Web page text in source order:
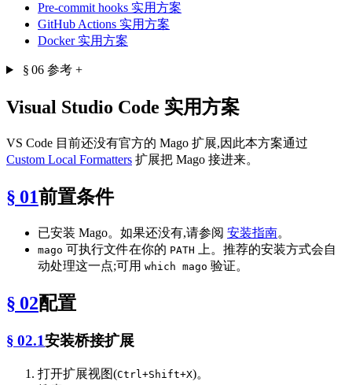
Pre-commit hooks 实用方案
GitHub Actions 实用方案
Docker 实用方案
§ 06 参考 +
Visual Studio Code 实用方案
VS Code 目前还没有官方的 Mago 扩展,因此本方案通过
Custom Local Formatters 扩展把 Mago 接进来。
§ 01前置条件
已安装 Mago。如果还没有,请参阅 安装指南。
mago 可执行文件在你的 PATH
上。推荐的安装方式会自
动处理这一点;可用 which mago 验证。
§ 02配置
§ 02.1安装桥接扩展
打开扩展视图(Ctrl+Shift+X)。